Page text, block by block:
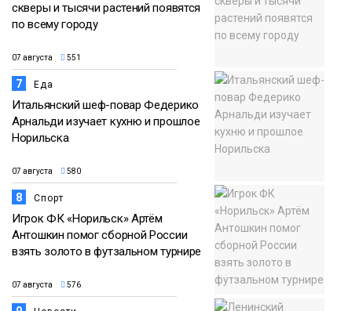
скверы и тысячи растений появятся
по всему городу
07 августа 551
7 Еда
Итальянский шеф-повар Федерико
Арнальди изучает кухню и прошлое
Норильска
07 августа 580
8 Спорт
Игрок ФК «Норильск» Артём
Антошкин помог сборной России
взять золото в футзальном турнире
07 августа 576